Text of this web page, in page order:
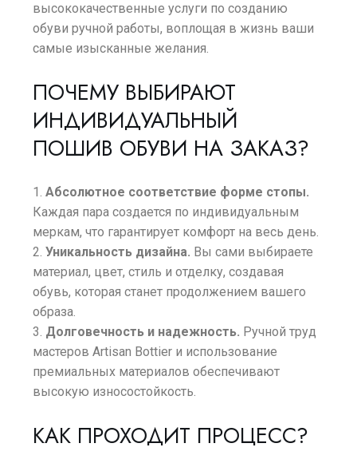
высококачественные услуги по созданию
обуви ручной работы, воплощая в жизнь ваши
самые изысканные желания.
ПОЧЕМУ ВЫБИРАЮТ
ИНДИВИДУАЛЬНЫЙ
ПОШИВ ОБУВИ НА ЗАКАЗ?
Абсолютное соответствие форме стопы.
Каждая пара создается по индивидуальным
меркам, что гарантирует комфорт на весь день.
Уникальность дизайна. Вы сами выбираете
материал, цвет, стиль и отделку, создавая
обувь, которая станет продолжением вашего
образа.
Долговечность и надежность. Ручной труд
мастеров Artisan Bottier и использование
премиальных материалов обеспечивают
высокую износостойкость.
КАК ПРОХОДИТ ПРОЦЕСС?